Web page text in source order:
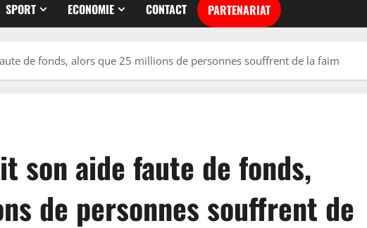
SPORT ECONOMIE CONTACT PARTENARIAT
de fonds, alors que 25 millions de personnes souffrent de la faim
son aide faute de fonds,
de personnes souffrent de